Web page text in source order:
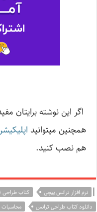
اگر این نوشته‌ برایتان
همچنین میتوانید
هم نصب کنید.
| نرم افزار ترانس پیچی کتاب طراحی
دانلود کتاب طراحی ترانس